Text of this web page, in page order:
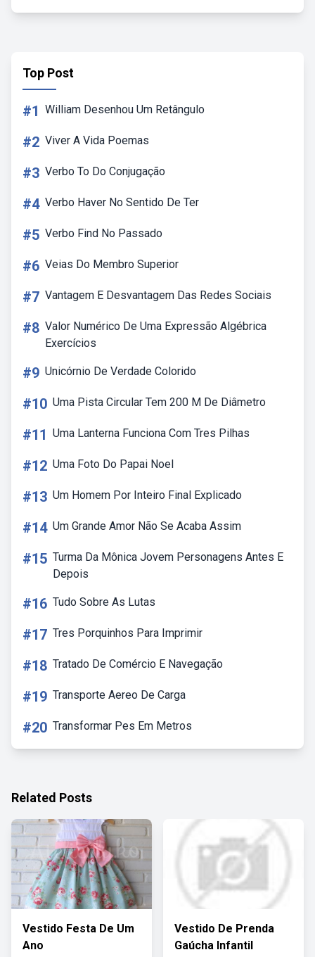
Top Post
#1 William Desenhou Um Retângulo
#2 Viver A Vida Poemas
#3 Verbo To Do Conjugação
#4 Verbo Haver No Sentido De Ter
#5 Verbo Find No Passado
#6 Veias Do Membro Superior
#7 Vantagem E Desvantagem Das Redes Sociais
#8 Valor Numérico De Uma Expressão Algébrica
Exercícios
#9 Unicórnio De Verdade Colorido
#10 Uma Pista Circular Tem 200 M De Diâmetro
#11 Uma Lanterna Funciona Com Tres Pilhas
#12 Uma Foto Do Papai Noel
#13 Um Homem Por Inteiro Final Explicado
#14 Um Grande Amor Não Se Acaba Assim
#15 Turma Da Mônica Jovem Personagens Antes E
Depois
#16 Tudo Sobre As Lutas
#17 Tres Porquinhos Para Imprimir
#18 Tratado De Comércio E Navegação
#19 Transporte Aereo De Carga
#20 Transformar Pes Em Metros
Related Posts
Vestido Festa De Um
Ano
Vestido De Prenda
Gaúcha Infantil